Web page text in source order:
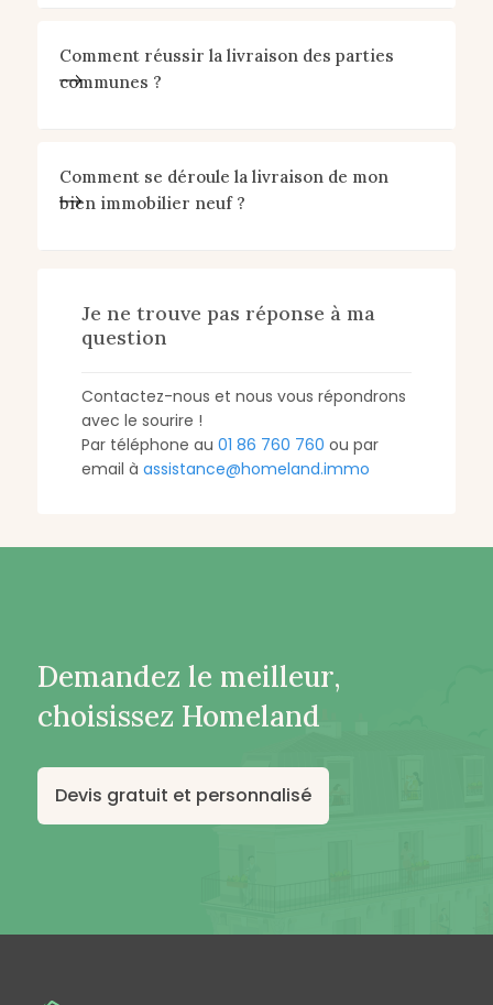
Comment réussir la livraison des parties
communes ?
Comment se déroule la livraison de mon
bien immobilier neuf ?
Je ne trouve pas réponse à ma
question
Contactez-nous et nous vous répondrons
avec le sourire !
Par téléphone au 01 86 760 760 ou par
email à assistance@homeland.immo
Demandez le meilleur,
choisissez Homeland
Devis gratuit et personnalisé